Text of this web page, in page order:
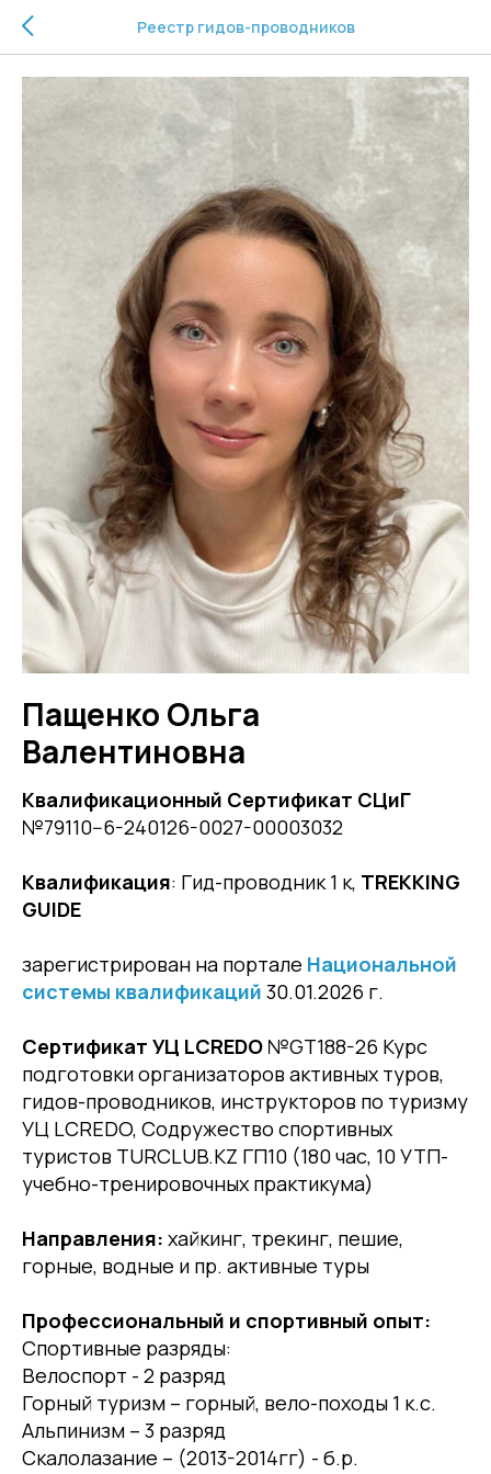
Реестр гидов-проводников
Пащенко Ольга
Валентиновна
Квалификационный Сертификат СЦиГ
№79110--6-240126-0027-00003032
Квалификация: Гид-проводник 1 к, TREKKING
GUIDE
зарегистрирован на портале Национальной
системы квалификаций 30.01.2026 г.
Сертификат УЦ LCREDO №GT188-26 Курс
подготовки организаторов активных туров,
гидов-проводников, инструкторов по туризму
УЦ LCREDO, Содружество спортивных
туристов TURCLUB.KZ ГП10 (180 час, 10 УТП-
учебно-тренировочных практикума)
Направления: хайкинг, трекинг, пешие,
горные, водные и пр. активные туры
Профессиональный и спортивный опыт:
Спортивные разряды:
Велоспорт - 2 разряд
Горный туризм – горный, вело-походы 1 к.с.
Альпинизм – 3 разряд
Скалолазание – (2013-2014гг) - б.р.